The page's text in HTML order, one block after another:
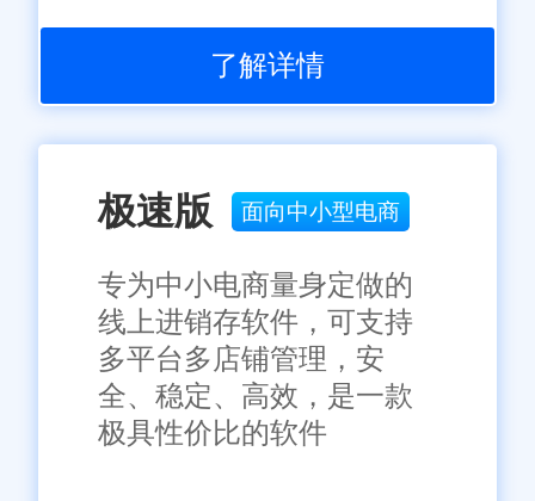
了解详情
极速版 面向中小型电商
专为中小电商量身定做的
线上进销存软件，可支持
多平台多店铺管理，安
全、稳定、高效，是一款
极具性价比的软件